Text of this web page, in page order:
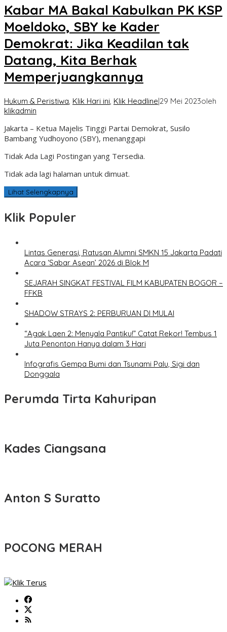
Kabar MA Bakal Kabulkan PK KSP
Moeldoko, SBY ke Kader
Demokrat: Jika Keadilan tak
Datang, Kita Berhak
Memperjuangkannya
Hukum & Peristiwa Klik Hari ini Klik Headline|29 Mei 2023oleh
klikadmin
Jakarta – Ketua Majelis Tinggi Partai Demokrat, Susilo
Bambang Yudhoyono (SBY), menanggapi
Tidak Ada Lagi Postingan yang Tersedia.
Tidak ada lagi halaman untuk dimuat.
Lihat Selengkapnya
Klik Populer
Lintas Generasi, Ratusan Alumni SMKN 15 Jakarta Padati
Acara ‘Sabar Asean’ 2026 di Blok M
SEJARAH SINGKAT FESTIVAL FILM KABUPATEN BOGOR –
FFKB
SHADOW STRAYS 2: PERBURUAN DI MULAI
“Agak Laen 2: Menyala Pantiku!” Catat Rekor! Tembus 1
Juta Penonton Hanya dalam 3 Hari
Infografis Gempa Bumi dan Tsunami Palu, Sigi dan
Donggala
Perumda Tirta Kahuripan
Kades Ciangsana
Anton S Suratto
POCONG MERAH